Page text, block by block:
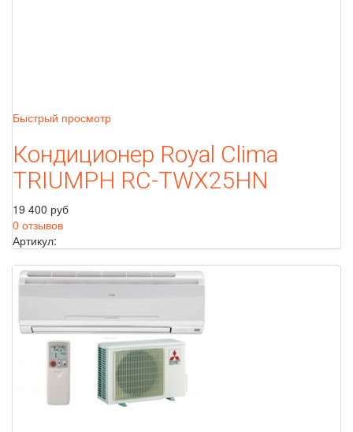
Быстрый просмотр
Кондиционер Royal Clima
TRIUMPH RC-TWX25HN
19 400 руб
0 отзывов
Артикул: